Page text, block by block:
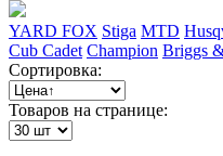
YARD FOX Stiga MTD
Cub Cadet Champion Briggs
Сортировка:
Товаров на странице: